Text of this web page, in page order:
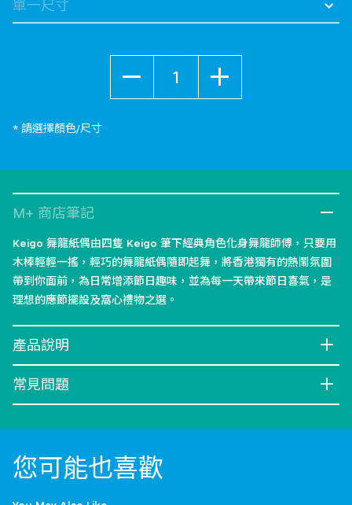
* 請選擇顏色/尺寸
M+ 商店筆記
Keigo 舞龍紙偶由四隻 Keigo 筆下經典角色化身舞龍師傅，只要用
木棒輕輕一搖，輕巧的舞龍紙偶隨即起舞，將香港獨有的熱鬧氛圍
帶到你面前，為日常增添節日趣味，並為每一天帶來節日喜氣，是
理想的應節擺設及窩心禮物之選。
產品說明
常見問題
您可能也喜歡